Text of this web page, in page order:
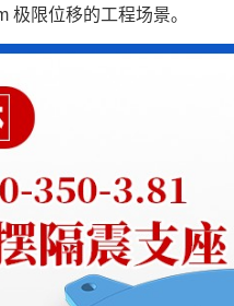
极限位移的工程场景。